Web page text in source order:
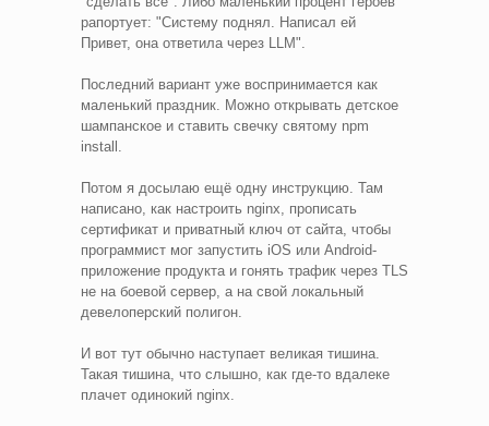
рапортует: "Систему поднял. Написал ей
Привет, она ответила через LLM".
Последний вариант уже воспринимается как
маленький праздник. Можно открывать детское
шампанское и ставить свечку святому npm
install.
Потом я досылаю ещё одну инструкцию. Там
написано, как настроить nginx, прописать
сертификат и приватный ключ от сайта, чтобы
программист мог запустить iOS или Android-
приложение продукта и гонять трафик через TLS
не на боевой сервер, а на свой локальный
девелоперский полигон.
И вот тут обычно наступает великая тишина.
Такая тишина, что слышно, как где-то вдалеке
плачет одинокий nginx.